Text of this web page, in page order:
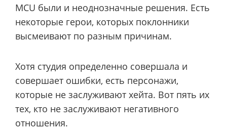
MCU были и неоднозначные решения. Есть
некоторые герои, которых поклонники
высмеивают по разным причинам.
Хотя студия определенно совершала и
совершает ошибки, есть персонажи,
которые не заслуживают хейта. Вот пять их
тех, кто не заслуживают негативного
отношения.